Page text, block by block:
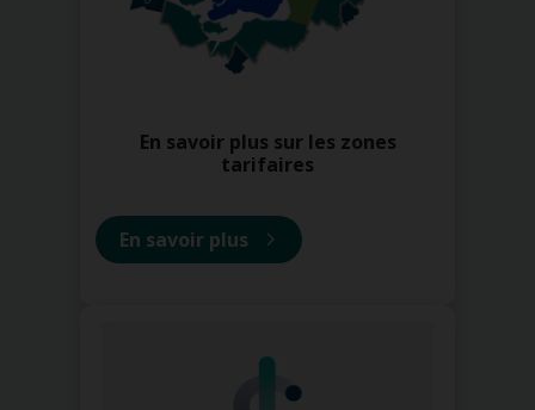
En savoir plus sur les zones
tarifaires
En savoir plus